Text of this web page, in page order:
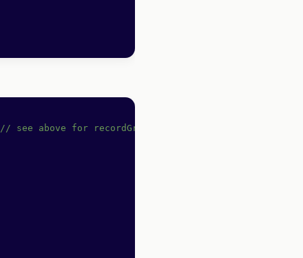
// see above for recordGraphQL definition